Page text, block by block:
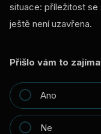
situace: příležitost se
ještě není uzavřena.
Přišlo vám to
Ano
Ne